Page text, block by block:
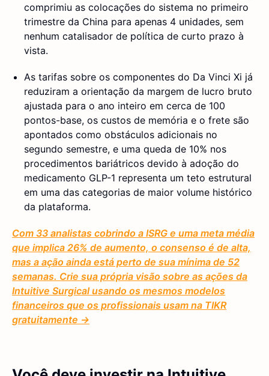
comprimiu as colocações do sistema no primeiro
trimestre da China para apenas 4 unidades, sem
nenhum catalisador de política de curto prazo à
vista.
As tarifas sobre os componentes do Da Vinci Xi já
reduziram a orientação da margem de lucro bruto
ajustada para o ano inteiro em cerca de 100
pontos-base, os custos de memória e o frete são
apontados como obstáculos adicionais no
segundo semestre, e uma queda de 10% nos
procedimentos bariátricos devido à adoção do
medicamento GLP-1 representa um teto estrutural
em uma das categorias de maior volume histórico
da plataforma.
Com 33 analistas cobrindo a ISRG e uma meta média
que implica 26% de aumento, o consenso é de alta,
mas a ação ainda está perto de sua mínima de 52
semanas. Crie sua própria visão sobre as ações da
Intuitive Surgical usando os mesmos modelos
financeiros que os profissionais usam na TIKR
gratuitamente →